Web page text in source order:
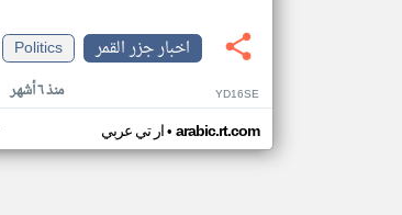
اخبار جزر القمر
Politics
منذ ٦ أشهر YD16SE
ار تي عربي• arabic.rt.com